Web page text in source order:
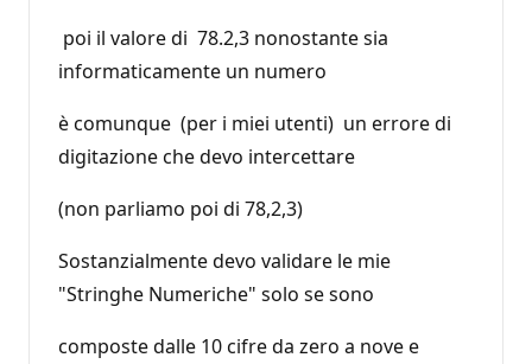
poi il valore di 78.2,3 nonostante sia
informaticamente un numero
è comunque (per i miei utenti) un errore di
digitazione che devo intercettare
(non parliamo poi di 78,2,3)
Sostanzialmente devo validare le mie
"Stringhe Numeriche" solo se sono
composte dalle 10 cifre da zero a nove e